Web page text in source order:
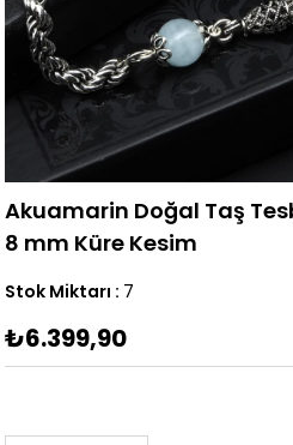
Akuamarin Doğal Taş
8 mm Küre Kesim
Stok Miktarı : 7
₺6.399,90